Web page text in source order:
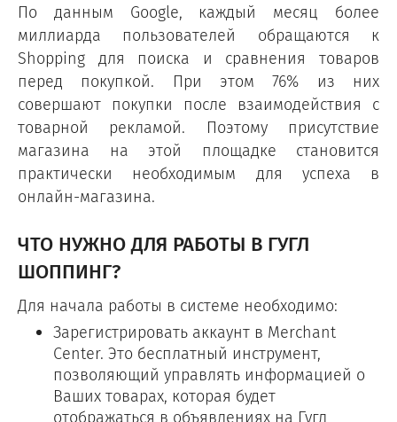
По данным Google, каждый месяц более
миллиарда пользователей обращаются к
Shopping для поиска и сравнения товаров
перед покупкой. При этом 76% из них
совершают покупки после взаимодействия с
товарной рекламой. Поэтому присутствие
магазина на этой площадке становится
практически необходимым для успеха в
онлайн-магазина.
ЧТО НУЖНО ДЛЯ РАБОТЫ В ГУГЛ
ШОППИНГ?
Для начала работы в системе необходимо:
Зарегистрировать аккаунт в Merchant
Center. Это бесплатный инструмент,
позволяющий управлять информацией о
Ваших товарах, которая будет
отображаться в объявлениях на Гугл